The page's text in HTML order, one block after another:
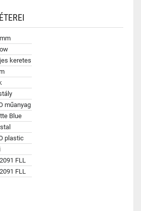
keretes
műanyag
Blue
plastic
FLL
FLL